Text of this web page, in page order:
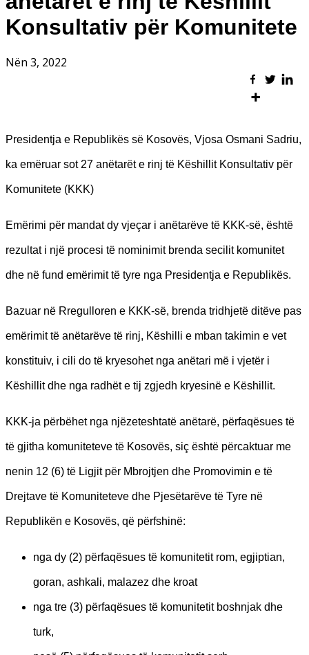
Konsultativ për Komunitete
Nën 3, 2022
Presidentja e Republikës së Kosovës, Vjosa Osmani Sadriu,
ka emëruar sot 27 anëtarët e rinj të Këshillit Konsultativ për
Komunitete (KKK)
Emërimi për mandat dy vjeçar i anëtarëve të KKK-së, është
rezultat i një procesi të nominimit brenda secilit komunitet
dhe në fund emërimit të tyre nga Presidentja e Republikës.
Bazuar në Rregulloren e KKK-së, brenda tridhjetë ditëve pas
emërimit të anëtarëve të rinj, Këshilli e mban takimin e vet
konstituiv, i cili do të kryesohet nga anëtari më i vjetër i
Këshillit dhe nga radhët e tij zgjedh kryesinë e Këshillit.
KKK-ja përbëhet nga njëzeteshtatë anëtarë, përfaqësues të
të gjitha komuniteteve të Kosovës, siç është përcaktuar me
nenin 12 (6) të Ligjit për Mbrojtjen dhe Promovimin e të
Drejtave të Komuniteteve dhe Pjesëtarëve të Tyre në
Republikën e Kosovës, që përfshinë:
nga dy (2) përfaqësues të komunitetit rom, egjiptian,
goran, ashkali, malazez dhe kroat
nga tre (3) përfaqësues të komunitetit boshnjak dhe
turk,